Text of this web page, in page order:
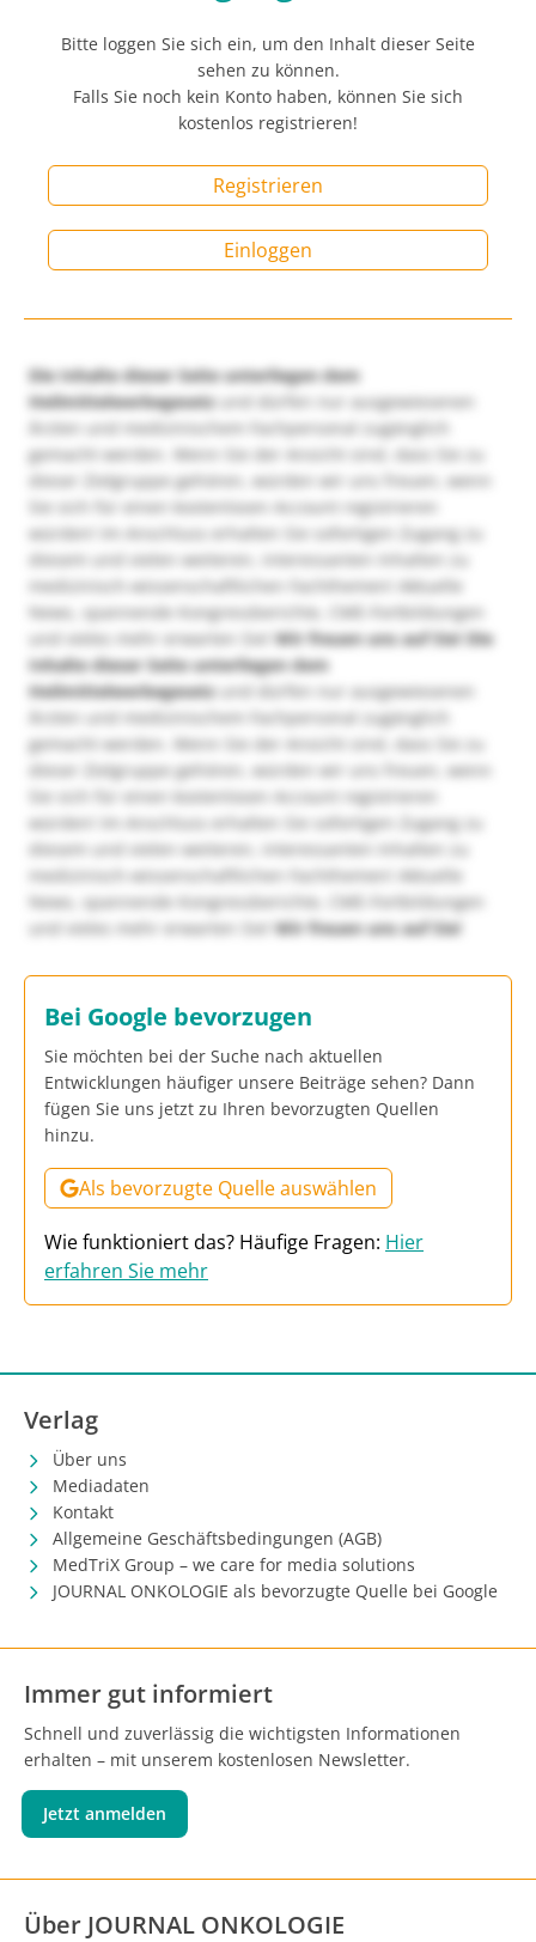
Bitte loggen Sie sich ein, um den Inhalt dieser Seite
sehen zu können.
Falls Sie noch kein Konto haben, können Sie sich
kostenlos registrieren!
Registrieren
Einloggen
Die Inhalte dieser Seite unterliegen dem
Heilmittelwerbegesetzund dürfen nur ausgewiesenen
Ärzten und medizinischem Fachpersonal zugänglich
gemacht werden. Wenn Sie der Ansicht sind, dass Sie zu
dieser Zielgruppe gehören, würden wir uns freuen, wenn
Sie sich für einen kostenlosen Account registrieren
würden! Im Anschluss erhalten Sie sofortigen Zugang zu
diesem und vielen weiteren, interessanten Inhalten zu
medizinisch-wissenschaftlichen Fachthemen! Aktuelle
News, spannende Kongressberichte, CME-Fortbildungen
und vieles mehr erwarten Sie!Wir freuen uns auf Sie! Die
Inhalte dieser Seite unterliegen dem
Heilmittelwerbegesetzund dürfen nur ausgewiesenen
Ärzten und medizinischem Fachpersonal zugänglich
gemacht werden. Wenn Sie der Ansicht sind, dass Sie zu
dieser Zielgruppe gehören, würden wir uns freuen, wenn
Sie sich für einen kostenlosen Account registrieren
würden! Im Anschluss erhalten Sie sofortigen Zugang zu
diesem und vielen weiteren, interessanten Inhalten zu
medizinisch-wissenschaftlichen Fachthemen! Aktuelle
News, spannende Kongressberichte, CME-Fortbildungen
und vieles mehr erwarten Sie!Wir freuen uns auf Sie!
Bei Google bevorzugen
Sie möchten bei der Suche nach aktuellen
Entwicklungen häufiger unsere Beiträge sehen? Dann
fügen Sie uns jetzt zu Ihren bevorzugten Quellen
hinzu.
Als bevorzugte Quelle auswählen
Wie funktioniert das? Häufige Fragen: Hier
erfahren Sie mehr
Verlag
Über uns
Mediadaten
Kontakt
Allgemeine Geschäftsbedingungen (AGB)
MedTriX Group – we care for media solutions
JOURNAL ONKOLOGIE als bevorzugte Quelle bei Google
Immer gut informiert
Schnell und zuverlässig die wichtigsten Informationen
erhalten – mit unserem kostenlosen Newsletter.
Jetzt anmelden
Über JOURNAL ONKOLOGIE